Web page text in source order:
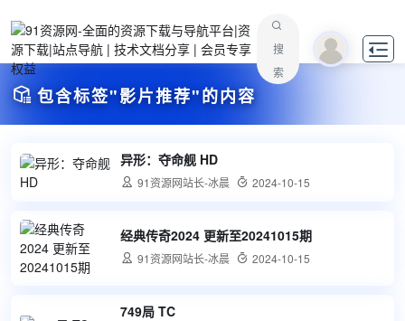
搜
索

 包含标签"影片推荐"的内容
异形：夺命舰 HD
 91资源网站长-冰晨  2024-10-15
经典传奇2024 更新至20241015期
 91资源网站长-冰晨  2024-10-15
749局 TC